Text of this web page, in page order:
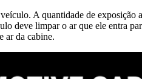
A quantidade de
deve limpar o ar que ele entra
ar da cabine.